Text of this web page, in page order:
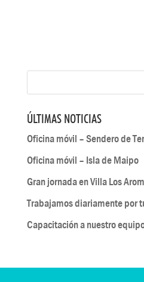
ÚLTIMAS NOTICIAS
Oficina móvil – Sendero de
Oficina móvil – Isla de Maipo
Gran jornada en Villa Los
Trabajamos diariamente por
Capacitación a nuestro